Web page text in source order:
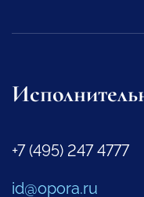
+7 (495) 247 4777
id@opora.ru